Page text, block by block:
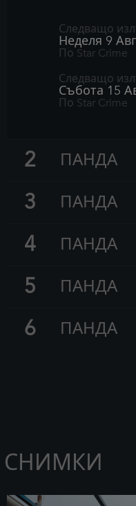
Следващо
Неделя 9
По Star Crime
Следващо
Събота 15
По Star Crime
2 ПАНДА
3 ПАНДА
4 ПАНДА
5 ПАНДА
6 ПАНДА
СНИМКИ